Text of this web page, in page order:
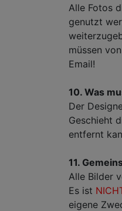
Alle Fotos
genutzt
müssen
Email!
10. Was
Der
Geschieht
entfernt
11.
Alle Bilder
Es ist
eigene